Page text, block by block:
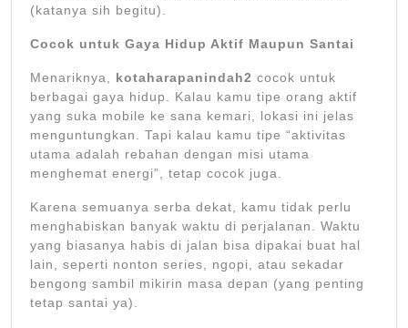
(katanya sih begitu).
Cocok untuk Gaya Hidup Aktif Maupun Santai
Menariknya, kotaharapanindah2 cocok untuk
berbagai gaya hidup. Kalau kamu tipe orang aktif
yang suka mobile ke sana kemari, lokasi ini jelas
menguntungkan. Tapi kalau kamu tipe “aktivitas
utama adalah rebahan dengan misi utama
menghemat energi”, tetap cocok juga.
Karena semuanya serba dekat, kamu tidak perlu
menghabiskan banyak waktu di perjalanan. Waktu
yang biasanya habis di jalan bisa dipakai buat hal
lain, seperti nonton series, ngopi, atau sekadar
bengong sambil mikirin masa depan (yang penting
tetap santai ya).